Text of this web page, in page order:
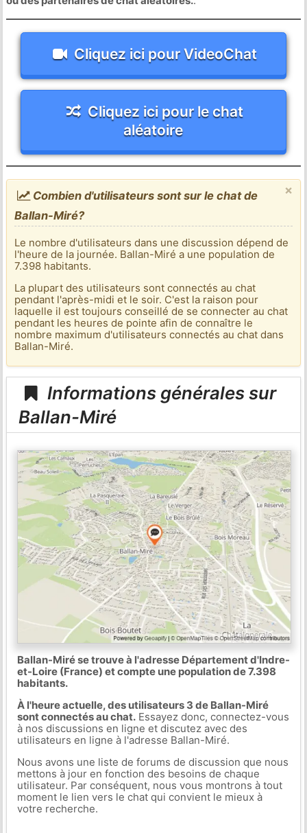
Cliquez ici pour VideoChat
Cliquez ici pour le chat
aléatoire
×
Combien d'utilisateurs sont sur le chat de
Ballan-Miré?
Le nombre d'utilisateurs dans une discussion dépend de
l'heure de la journée. Ballan-Miré a une population de
7.398 habitants.
La plupart des utilisateurs sont connectés au chat
pendant l'après-midi et le soir. C'est la raison pour
laquelle il est toujours conseillé de se connecter au chat
pendant les heures de pointe afin de connaître le
nombre maximum d'utilisateurs connectés au chat dans
Ballan-Miré.
Informations générales sur
Ballan-Miré
Ballan-Miré se trouve à l'adresse Département d'Indre-
et-Loire (France) et compte une population de 7.398
habitants.
À l'heure actuelle, des utilisateurs 3 de Ballan-Miré
sont connectés au chat.Essayez donc, connectez-vous
à nos discussions en ligne et discutez avec des
utilisateurs en ligne à l'adresse Ballan-Miré.
Nous avons une liste de forums de discussion que nous
mettons à jour en fonction des besoins de chaque
utilisateur. Par conséquent, nous vous montrons à tout
moment le lien vers le chat qui convient le mieux à
votre recherche.